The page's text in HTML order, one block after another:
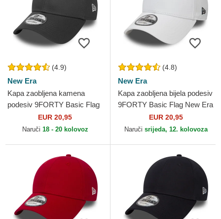
(4.9)
New Era
Kapa zaobljena kamena
podesiv 9FORTY Basic Flag
EUR 20,95
Naruči 18 - 20 kolovoz
(4.8)
New Era
Kapa zaobljena bijela podesiv
9FORTY Basic Flag New Era
EUR 20,95
Naruči srijeda, 12. kolovoza